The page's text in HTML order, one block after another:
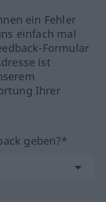
ein Fehler
einfach mal
Formular
ist
Ihrer
geben?*